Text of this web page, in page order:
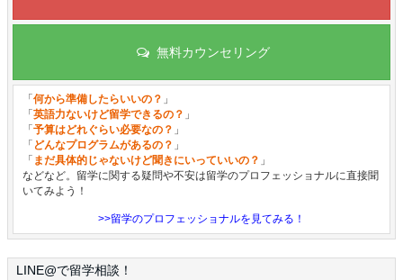
無料カウンセリング
「 何から準備したらいいの？ 」
「 英語力ないけど留学できるの？ 」
「 予算はどれぐらい必要なの？ 」
「 どんなプログラムがあるの？ 」
「 まだ具体的じゃないけど聞きにいっていいの？ 」
などなど。留学に関する疑問や不安は留学のプロフェッショナルに直接聞
いてみよう！
>>留学のプロフェッショナルを見てみる！
LINE@で留学相談！